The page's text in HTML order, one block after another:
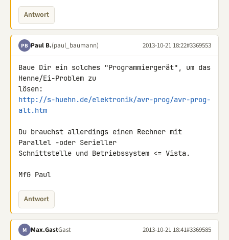
Antwort
PB Paul B.(paul_baumann) 2013-10-21 18:22#3369553
Baue Dir ein solches "Programmiergerät", um das
Henne/Ei-Problem zu
http://s-huehn.de/elektronik/avr-prog/avr-prog-
alt.htm
Du brauchst allerdings einen Rechner mit
Parallel -oder Serieller
Schnittstelle und Betriebssystem <= Vista.
MfG Paul
Antwort
M Max.GastGast 2013-10-21 18:41#3369585